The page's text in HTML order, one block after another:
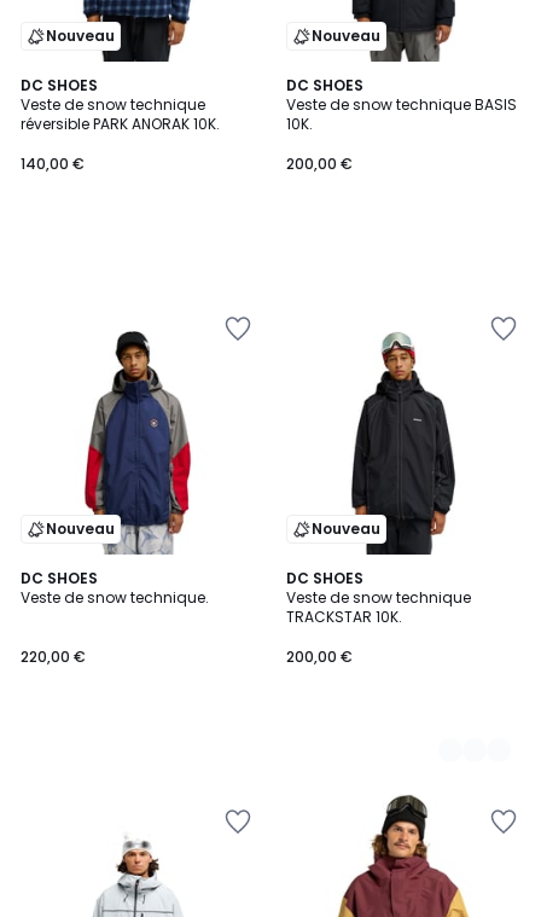
Nouveau
DC SHOES
Veste de snow technique
réversible PARK ANORAK 10K.
140,00 €
Nouveau
DC SHOES
Veste de snow technique BASIS
10K.
200,00 €
Nouveau
DC SHOES
Veste de snow technique.
220,00 €
Nouveau
DC SHOES
Veste de snow technique
TRACKSTAR 10K.
200,00 €
3
Couleurs